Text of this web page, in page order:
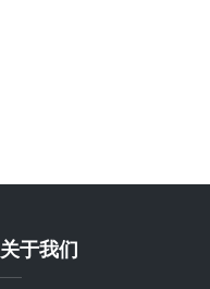
关于我们